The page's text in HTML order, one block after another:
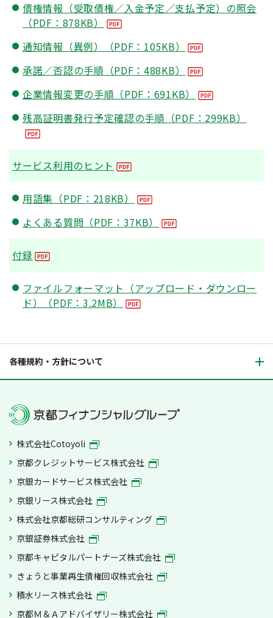
債権情報（受取債権／入金予定／支払予定）の照会
（PDF：878KB）
通知情報（異例）（PDF：105KB）
承諾／否認の手順（PDF：488KB）
企業情報変更の手順（PDF：691KB）
残高証明書発行予定確認の手順（PDF：299KB）
サービス利用のヒント
用語集（PDF：218KB）
よくある質問（PDF：37KB）
付録
ファイルフォーマット（アップロード・ダウンロー
ド）（PDF：3.2MB）
各種規約・方針について
株式会社Cotoyoli
京都クレジットサービス株式会社
京銀カードサービス株式会社
京銀リース株式会社
株式会社京都総研コンサルティング
京銀証券株式会社
京都キャピタルパートナーズ株式会社
きょうと事業再生債権回収株式会社
積水リース株式会社
京都Ｍ＆Ａアドバイザリー株式会社